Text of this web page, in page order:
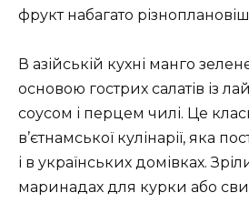
фрукт набагато
В азійській кухні манго
основою гострих салатів із
соусом і перцем чилі. Це
в’єтнамської кулінарії, яка
і в українських домівках.
маринадах для курки або